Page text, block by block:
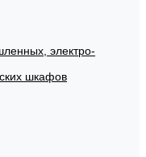
электро-
шкафов